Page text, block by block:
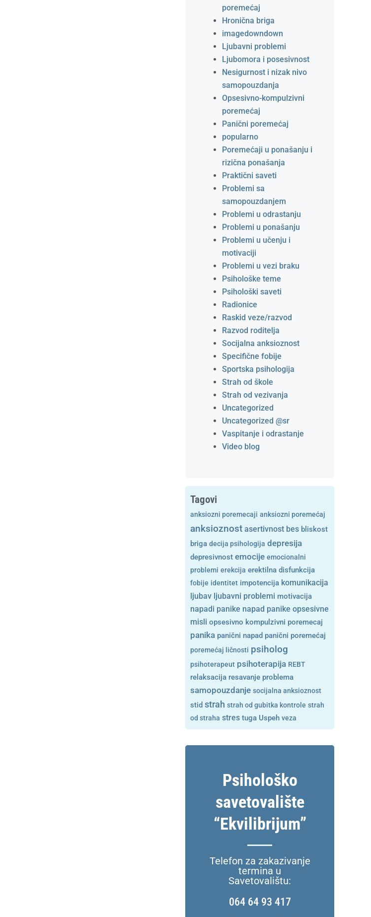
poremećaj
Hronična briga
imagedowndown
Ljubavni problemi
Ljubomora i posesivnost
Nesigurnost i nizak nivo
samopouzdanja
Opsesivno-kompulzivni
poremećaj
Panični poremećaj
popularno
Poremećaji u ponašanju i
rizična ponašanja
Praktični saveti
Problemi sa
samopouzdanjem
Problemi u odrastanju
Problemi u ponašanju
Problemi u učenju i
motivaciji
Problemi u vezi braku
Psihološke teme
Psihološki saveti
Radionice
Raskid veze/razvod
Razvod roditelja
Socijalna anksioznost
Specifične fobije
Sportska psihologija
Strah od škole
Strah od vezivanja
Uncategorized
Uncategorized @sr
Vaspitanje i odrastanje
Video blog
Tagovi
anksiozni poremecaji anksiozni poremećaj
anksioznost asertivnost bes bliskost
briga decija psihologija depresija
depresivnost emocije emocionalni
problemi erekcija erektilna disfunkcija
fobije identitet impotencija komunikacija
ljubav ljubavni problemi motivacija
napadi panike napad panike opsesivne
misli opsesivno kompulzivni poremecaj
panika panični napad panični poremećaj
poremećaj ličnosti psiholog
psihoterapeut psihoterapija REBT
relaksacija resavanje problema
samopouzdanje socijalna anksioznost
stid strah strah od gubitka kontrole strah
od straha stres tuga Uspeh veza
Psihološko
savetovalište
“Ekvilibrijum”
Telefon za zakazivanje
termina u
Savetovalištu:
064 64 93 417